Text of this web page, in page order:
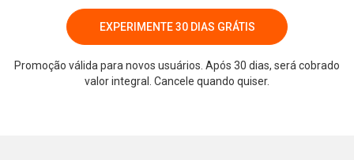
EXPERIMENTE 30 DIAS GRÁTIS
Promoção válida para novos usuários. Após 30 dias, será cobrado
valor integral. Cancele quando quiser.